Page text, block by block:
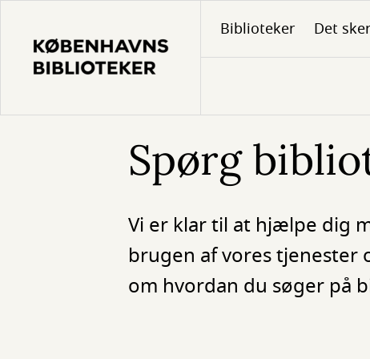
hovedindhold
Biblioteker Det sker
Spørg
Vi er klar til at hjælpe dig
brugen af vores tjenester
om hvordan du søger på